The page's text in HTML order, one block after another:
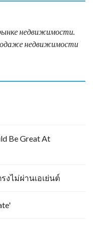
недвижимости.
недвижимости
Be Great At
งไม่ผ่านเอเย่นต์